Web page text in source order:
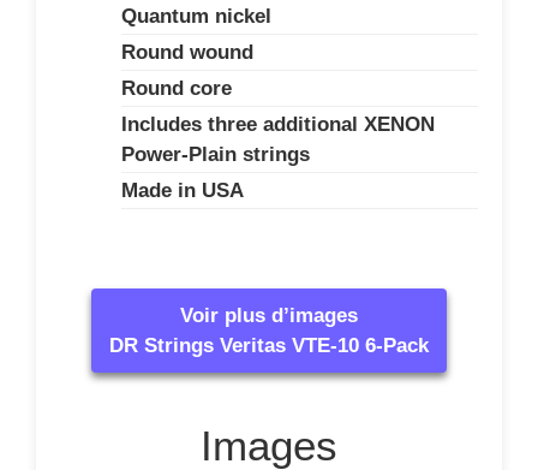
Quantum nickel
Round wound
Round core
Includes three additional XENON
Power-Plain strings
Made in USA
Voir plus d’images
DR Strings Veritas VTE-10 6-Pack
Images